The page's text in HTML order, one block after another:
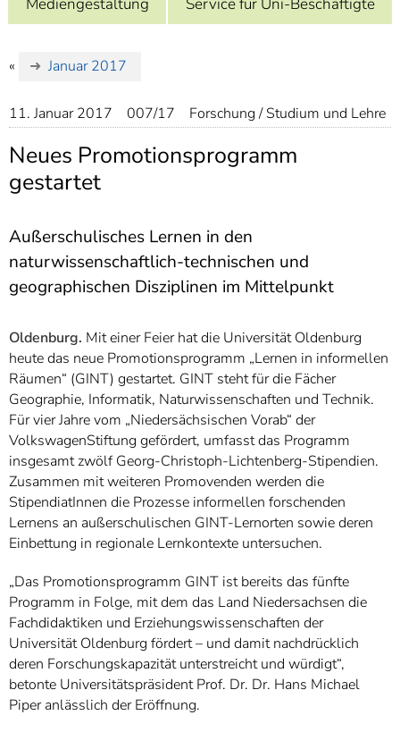
7]
Informationen zur
« Januar 2017
11. Januar 2017 007/17 Forschung / Studium und Lehre
Neues Promotionsprogramm
gestartet
Außerschulisches Lernen in den
naturwissenschaftlich-technischen und
geographischen Disziplinen im Mittelpunkt
Oldenburg. Mit einer Feier hat die Universität Oldenburg
heute das neue Promotionsprogramm „Lernen in informellen
Räumen“ (GINT) gestartet. GINT steht für die Fächer
Geographie, Informatik, Naturwissenschaften und Technik.
Für vier Jahre vom „Niedersächsischen Vorab“ der
VolkswagenStiftung gefördert, umfasst das Programm
insgesamt zwölf Georg-Christoph-Lichtenberg-Stipendien.
Zusammen mit weiteren Promovenden werden die
StipendiatInnen die Prozesse informellen forschenden
Lernens an außerschulischen GINT-Lernorten sowie deren
Einbettung in regionale Lernkontexte untersuchen.
„Das Promotionsprogramm GINT ist bereits das fünfte
Programm in Folge, mit dem das Land Niedersachsen die
Fachdidaktiken und Erziehungswissenschaften der
Universität Oldenburg fördert – und damit nachdrücklich
deren Forschungskapazität unterstreicht und würdigt“,
betonte Universitätspräsident Prof. Dr. Dr. Hans Michael
Piper anlässlich der Eröffnung.